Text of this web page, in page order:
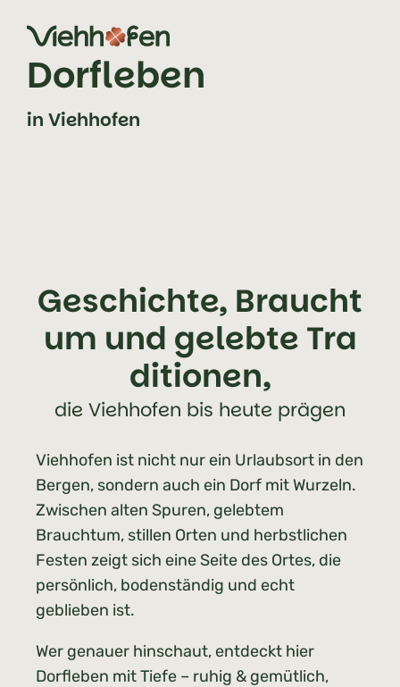
Zum Inhalt springen (Alt+0)
Zum Hauptmenü springen (Alt+1)
Dorfleben
in Viehhofen
Geschichte, Braucht
um und gelebte Tra
ditionen,
die Viehhofen bis heute prägen
Viehhofen ist nicht nur ein Urlaubsort in den
Bergen, sondern auch ein Dorf mit Wurzeln.
Zwischen alten Spuren, gelebtem
Brauchtum, stillen Orten und herbstlichen
Festen zeigt sich eine Seite des Ortes, die
persönlich, bodenständig und echt
geblieben ist.
Wer genauer hinschaut, entdeckt hier
Dorfleben mit Tiefe – ruhig & gemütlich,